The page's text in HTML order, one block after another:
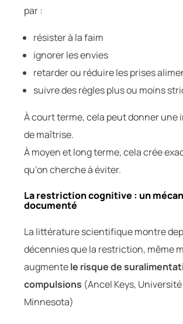
par :
résister à la faim
ignorer les envies
retarder ou réduire les prises
suivre des règles plus ou moins
À court terme, cela peut donner une
de maîtrise.
À moyen et long terme, cela crée
qu’on cherche à éviter.
La restriction cognitive : un
documenté
La littérature scientifique montre
décennies que la restriction, même
augmentele risque de
compulsions (Ancel Keys,
Minnesota)